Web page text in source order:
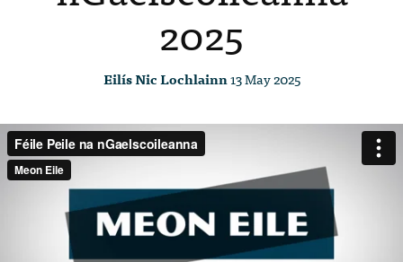
2025
Eilís Nic Lochlainn13 May 2025